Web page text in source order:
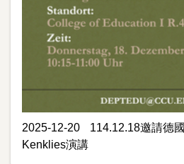
2025-12-20
114.12.18邀請德
Kenklies演講